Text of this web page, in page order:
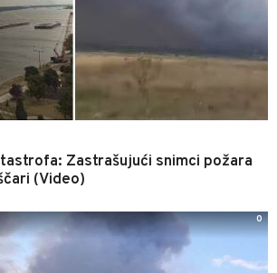
Zastrašujući snimci požara
(Video)
0